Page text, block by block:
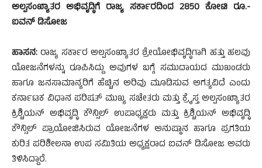
ಅಲ್ಪಸಂಖ್ಯಾತರ ಅಭಿವೃದ್ಧಿಗೆ ರಾಜ್ಯ ಸರ್ಕಾರದಿಂದ 2850 ಕೋಟಿ ರೂ.-
ಐವನ್ ಡಿಸೋಜ
ಹಾಸನ: ರಾಜ್ಯ ಸರ್ಕಾರ ಅಲ್ಪಸಂಖ್ಯಾತರ ಶ್ರೇಯೋಭಿವೃದ್ಧಿಗಾಗಿ ಹತ್ತು ಹಲವು
ಯೋಜನೆಗಳನ್ನು ರೂಪಿಸಿದ್ದು ಅವುಗಳ ಬಗ್ಗೆ ಸಮುದಾಯದ ಮುಖಂಡರು
ಹಾಗೂ ಜನಸಾಮಾನ್ಯರಿಗೆ ಹೆಚ್ಚಿನ ಅರಿವು ಮೂಡಿಸುವ ಅಗತ್ಯವಿದೆ ಎಂದು
ಕರ್ನಾಟಕ ವಿಧಾನ ಪರಿಷತ್ ಮುಖ್ಯ ಸಚೇತರು ಮತ್ತು ಕ್ರೈಸ್ತ ಅಲ್ಪಸಂಖ್ಯಾತರ
ಕ್ರಿಶ್ಚಿಯನ್ ಅಭಿವೃದ್ಧಿ ಕೌನ್ಸಿಲ್ ಉಪಾಧ್ಯಕ್ಷರು ಮತ್ತು ಕ್ರಿಶ್ಚಿಯನ್ ಅಭಿವೃದ್ಧಿ
ಕೌನ್ಸಿಲ್ ಪ್ರಾಯೋಜಿಸಿರುವ ಯೋಜನೆಗಳ ಅನುಷ್ಠಾನ ಹಾಗೂ ಪ್ರಗತಿಯ
ಕುರಿತ ಪರಿಶೀಲನಾ ಉಪ ಸಮಿತಿಯ ಅಧ್ಯಕ್ಷರಾದ ಐವನ್ ಡಿಸೋಜ ಅವರು
ತಿಳಿಸಿದ್ದಾರೆ.